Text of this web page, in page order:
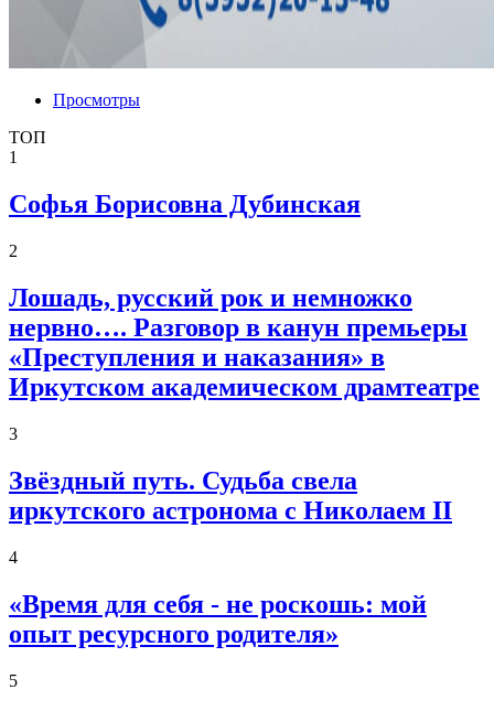
Просмотры
ТОП
1
Софья Борисовна Дубинская
2
Лошадь, русский рок и немножко
нервно…. Разговор в канун премьеры
«Преступления и наказания» в
Иркутском академическом драмтеатре
3
Звёздный путь. Судьба свела
иркутского астронома с Николаем II
4
«Время для себя - не роскошь: мой
опыт ресурсного родителя»
5